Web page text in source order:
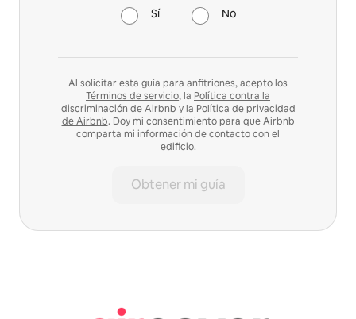
Sí No
Al solicitar esta guía para anfitriones, acepto los
Términos de servicio, la Política contra la
discriminación de Airbnb y la Política de privacidad
de Airbnb. Doy mi consentimiento para que Airbnb
comparta mi información de contacto con el
edificio.
Obtener mi guía